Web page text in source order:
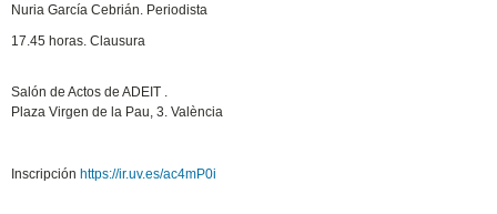
Nuria García Cebrián. Periodista
17.45 horas. Clausura
Salón de Actos de ADEIT .
Plaza Virgen de la Pau, 3. València
Inscripción https://ir.uv.es/ac4mP0i